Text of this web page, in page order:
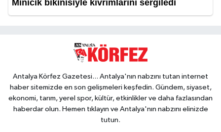
Antalya Körfez Gazetesi... Antalya'nın nabzını tutan internet
haber sitemizde en son gelişmeleri keşfedin. Gündem, siyaset,
ekonomi, tarım, yerel spor, kültür, etkinlikler ve daha fazlasından
haberdar olun. Hemen tıklayın ve Antalya'nın nabzını elinizde
tutun.